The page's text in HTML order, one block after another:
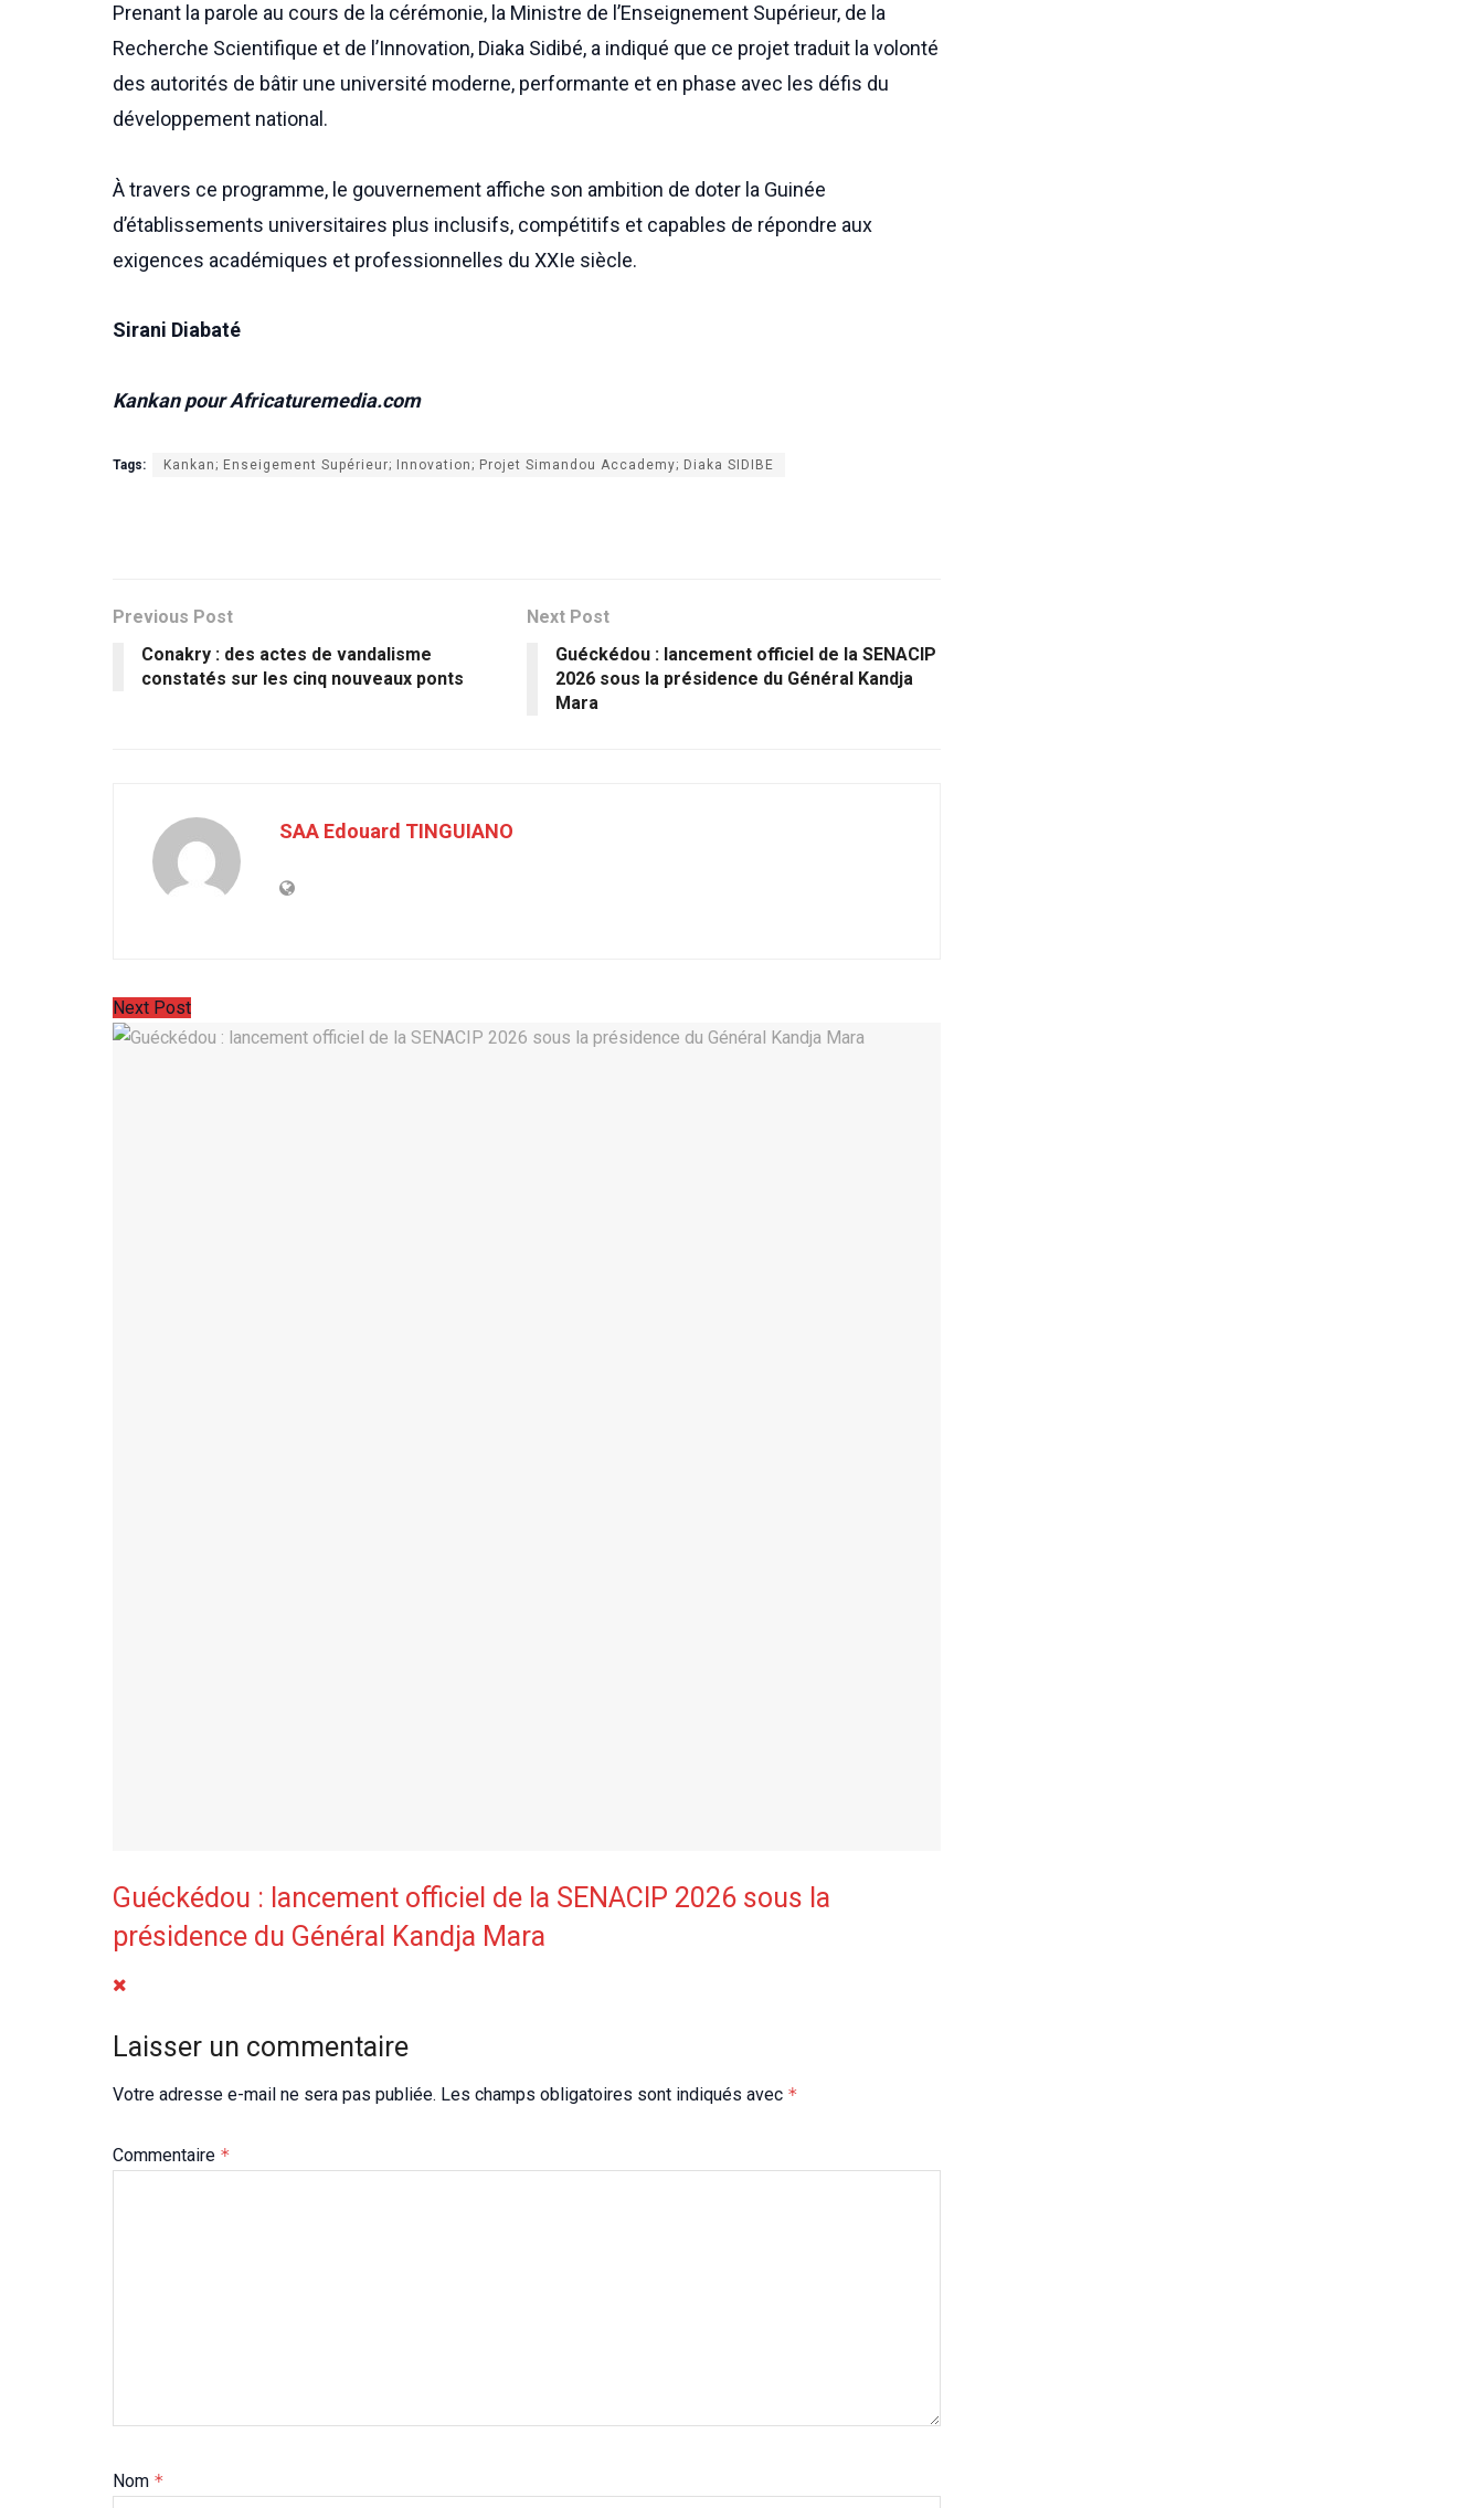
Prenant la parole au cours de la cérémonie, la Ministre de l’Enseignement Supérieur, de la
Recherche Scientifique et de l’Innovation, Diaka Sidibé, a indiqué que ce projet traduit la volonté
des autorités de bâtir une université moderne, performante et en phase avec les défis du
développement national.
À travers ce programme, le gouvernement affiche son ambition de doter la Guinée
d’établissements universitaires plus inclusifs, compétitifs et capables de répondre aux
exigences académiques et professionnelles du XXIe siècle.
Sirani Diabaté
Kankan pour Africaturemedia.com
Tags: Kankan; Enseigement Supérieur; Innovation; Projet Simandou Accademy; Diaka SIDIBE
Previous Post
Conakry : des actes de vandalisme
constatés sur les cinq nouveaux ponts
Next Post
Guéckédou : lancement officiel de la SENACIP
2026 sous la présidence du Général Kandja
Mara
SAA Edouard TINGUIANO
Next Post
Guéckédou : lancement officiel de la SENACIP 2026 sous la
présidence du Général Kandja Mara
Laisser un commentaire
Votre adresse e-mail ne sera pas publiée. Les champs obligatoires sont indiqués avec *
Commentaire *
Nom *